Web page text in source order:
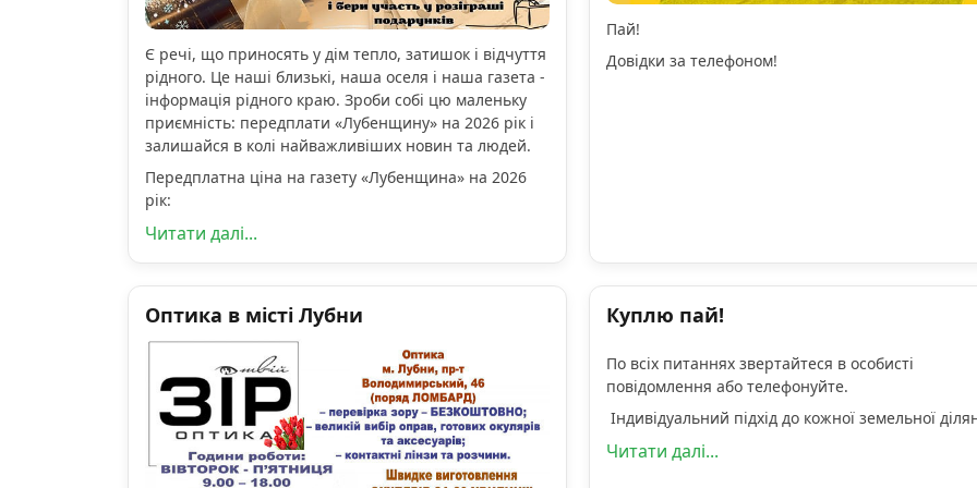
Є речі, що приносять у дім тепло, затишок і відчуття
рідного. Це наші близькі, наша оселя і наша газета -
інформація рідного краю. Зроби собі цю маленьку
приємність: передплати «Лубенщину» на 2026 рік і
залишайся в колі найважливіших новин та людей.
Передплатна ціна на газету «Лубенщина» на 2026
рік:
Читати далі...
Пай!
Довідки за телефоном!
Оптика в місті Лубни Куплю пай!
По всіх питаннях звертайтеся в особисті
повідомлення або телефонуйте.
Індивідуальний підхід до кожної земельної
Читати далі...